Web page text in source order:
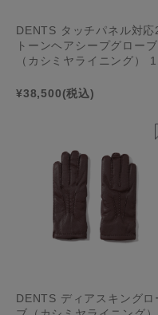
DENTS タッチパネル対応
トーンヘアシープグローブ
（カシミヤライニング）
¥38,500(税込)
DENTS ディアスキングロ